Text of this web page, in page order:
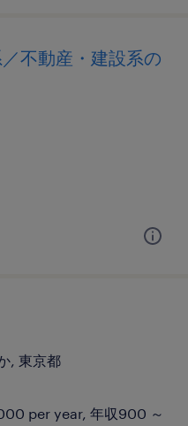
不動産・建設系の
, 東京都
per year, 年収900 ～